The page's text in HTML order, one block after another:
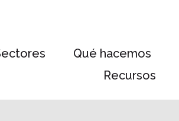
Qué hacemos
Recursos